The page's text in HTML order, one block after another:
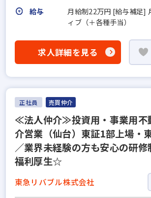
給与
月給制22万円 [給与補足]
ィブ（＋各種手当）
求人詳細を見る
正社員 売買仲介
≪法人仲介≫投資用・事業用不
介営業（仙台）東証1部上場・
／業界未経験の方も安心の研修
福利厚生☆
東急リバブル株式会社